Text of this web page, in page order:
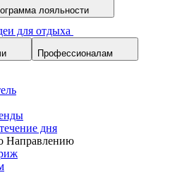
лояльности
для отдыха
Профессионалам
дня
Направлению